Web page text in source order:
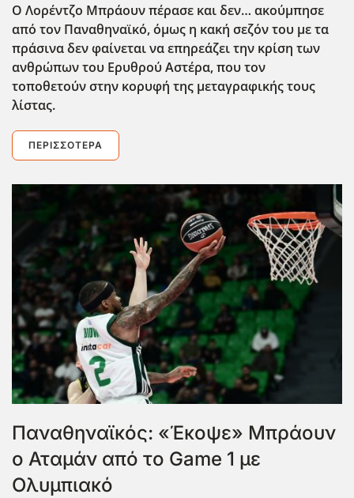
Ο Λορέντζο Μπράουν πέρασε και δεν… ακούμπησε
από τον Παναθηναϊκό, όμως η κακή σεζόν του με τα
πράσινα δεν φαίνεται να επηρεάζει την κρίση των
ανθρώπων του Ερυθρού Αστέρα, που τον
τοποθετούν στην κορυφή της μεταγραφικής τους
λίστας.
ΠΕΡΙΣΣΌΤΕΡΑ
Παναθηναϊκός: «Έκοψε» Μπράουν
ο Αταμάν από το Game 1 με
Ολυμπιακό